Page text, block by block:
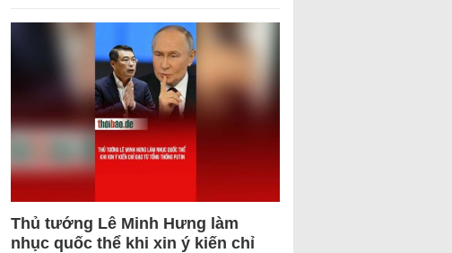
Thủ tướng Lê Minh Hưng làm
nhục quốc thể khi xin ý kiến chỉ